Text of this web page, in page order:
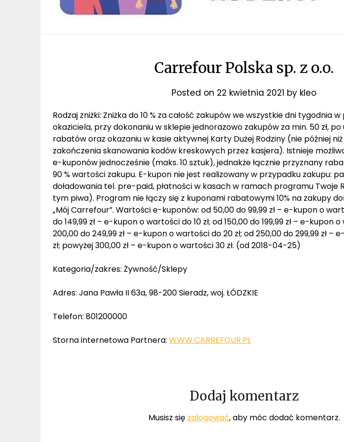
Carrefour Polska sp. z o.o.
Posted on 22 kwietnia 2021 by kleo
Rodzaj zniżki: Zniżka do 10 % za całość zakupów we wszystkie dni tygodnia
okaziciela, przy dokonaniu w sklepie jednorazowo zakupów za min. 50 zł,
rabatów oraz okazaniu w kasie aktywnej Karty Dużej Rodziny (nie później
zakończenia skanowania kodów kreskowych przez kasjera). Istnieje
e-kuponów jednocześnie (maks. 10 sztuk), jednakże łącznie przyznany
90 % wartości zakupu. E-kupon nie jest realizowany w przypadku zakupu:
doładowania tel. pre-paid, płatności w kasach w ramach programu Twoje
tym piwa). Program nie łączy się z kuponami rabatowymi 10% na zakupy
„Mój Carrefour”. Wartości e-kuponów: od 50,00 do 99,99 zł – e-kupon o
do 149,99 zł – e-kupon o wartości do 10 zł; od 150,00 do 199,99 zł – e-kupon
200,00 do 249,99 zł – e-kupon o wartości do 20 zł; od 250,00 do 299,99 zł –
zł; powyżej 300,00 zł – e-kupon o wartości 30 zł. (od 2018-04-25)
Kategoria/zakres: Żywność/Sklepy
Adres: Jana Pawła II 63a, 98-200 Sieradz, woj. ŁÓDZKIE
Telefon: 801200000
Storna internetowa Partnera: WWW.CARREFOUR.PL
Dodaj komentarz
Musisz się zalogować, aby móc dodać komentarz.